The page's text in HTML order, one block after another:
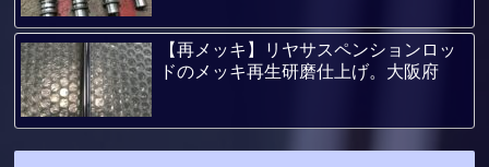
【再メッキ】リヤサスペンションロッ
ドのメッキ再生研磨仕上げ。大阪府